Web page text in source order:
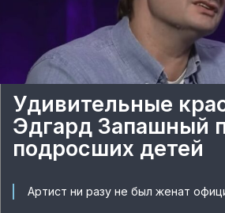
Удивительные
Эдгард Запашный
подросших детей
Артист ни разу не был женат